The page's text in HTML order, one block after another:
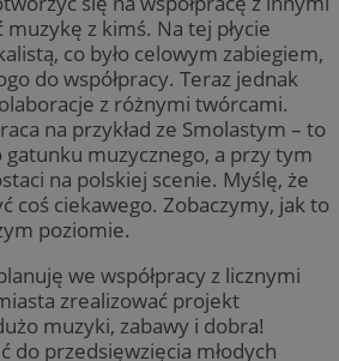
z kimś. Na tej płycie
co było celowym zabiegiem,
do współpracy. Teraz jednak
z różnymi twórcami.
na przykład ze Smolastym – to
muzycznego, a przy tym
na polskiej scenie. Myślę, że
coś ciekawego. Zobaczymy, jak to
poziomie.
we współpracy z licznymi
zrealizować projekt
muzyki, zabawy i dobra!
do przedsięwzięcia młodych